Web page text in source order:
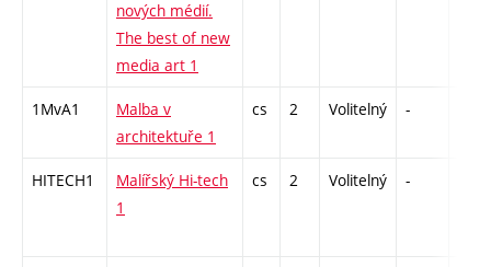
nových médií.
The best of new
media art 1
1MvA1
Malba v
architektuře 1
cs 2 Volitelný -
HITECH1
Malířský Hi-tech
1
cs 2 Volitelný -